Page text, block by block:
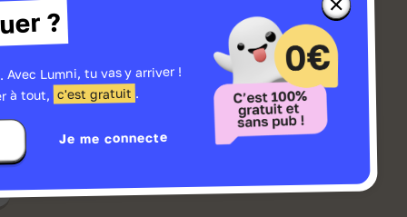
Fermer
la
fenêtre
sur
Lumniz
?
Lumni, tu vas y arriver !
à tout, c'est gratuit .
Je me connecte